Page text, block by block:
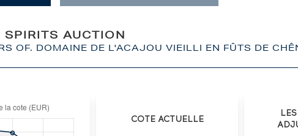
SPIRITS AUCTION
OF. DOMAINE DE L'ACAJOU VIEILLI EN FÛTS DE
COTE ACTUELLE